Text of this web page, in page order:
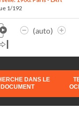
1/192
(auto)
DANS LE
DOCUMENT